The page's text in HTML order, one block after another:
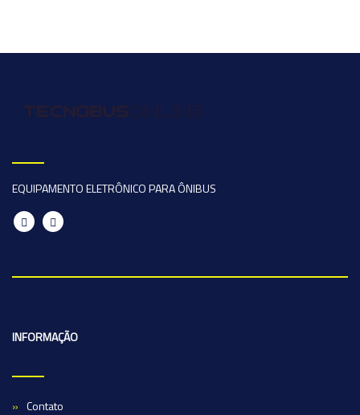
EQUIPAMENTO ELETRÔNICO PARA ÔNIBUS
INFORMAÇÃO
Contato